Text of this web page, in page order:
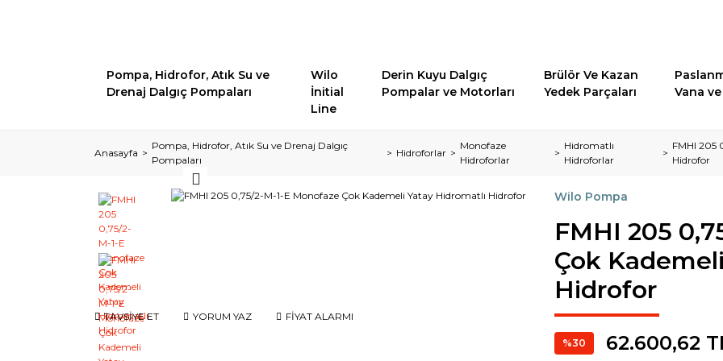
Pompa, Hidrofor, Atık Su ve
Drenaj Dalgıç Pompaları
Wilo
İnitial
Line
Derin Kuyu Dalgıç
Pompalar ve Motorları
Brülör Ve Kazan
Yedek Parçaları
Vana
Anasayfa
Pompa, Hidrofor, Atık Su ve Drenaj Dalgıç
Pompaları
Hidroforlar
Monofaze
Hidroforlar
Hidromatlı
Hidroforlar
FMHI 205
Hidrofor
TAVSİYE ET YORUM YAZ FİYAT ALARMI
Wilo Pompa
FMHI 205
Çok
Hidrofor
%30 62.600,62